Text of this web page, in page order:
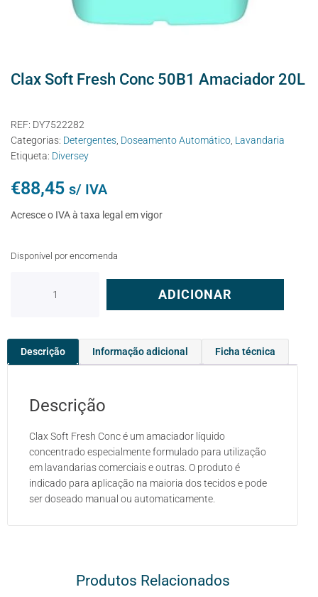
Clax Soft Fresh Conc 50B1 Amaciador 20L
REF: DY7522282
Categorias: Detergentes Doseamento Automático Lavandaria
Etiqueta: Diversey
€88,45 s/ IVA
Acresce o IVA à taxa legal em vigor
Disponível por encomenda
ADICIONAR
Descrição Informação adicional Ficha técnica
Descrição
Clax Soft Fresh Conc é um amaciador líquido
concentrado especialmente formulado para utilização
em lavandarias comerciais e outras. O produto é
indicado para aplicação na maioria dos tecidos e pode
ser doseado manual ou automaticamente.
Produtos Relacionados